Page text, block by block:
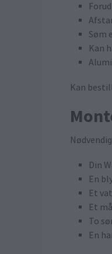
Søm
Kan
Kan
Din
En
Et
Et
To
En